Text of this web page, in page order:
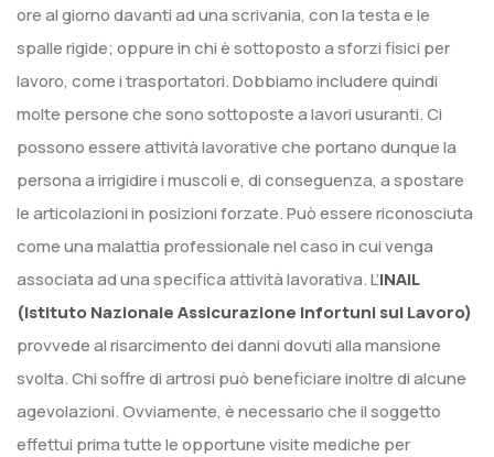
ore al giorno davanti ad una scrivania, con la testa e le
spalle rigide; oppure in chi è sottoposto a sforzi fisici per
lavoro, come i trasportatori. Dobbiamo includere quindi
molte persone che sono sottoposte a lavori usuranti. Ci
possono essere attività lavorative che portano dunque la
persona a irrigidire i muscoli e, di conseguenza, a spostare
le articolazioni in posizioni forzate. Può essere riconosciuta
come una malattia professionale nel caso in cui venga
associata ad una specifica attività lavorativa. L’INAIL
(Istituto Nazionale Assicurazione Infortuni sul Lavoro)
provvede al risarcimento dei danni dovuti alla mansione
svolta. Chi soffre di artrosi può beneficiare inoltre di alcune
agevolazioni. Ovviamente, è necessario che il soggetto
effettui prima tutte le opportune visite mediche per